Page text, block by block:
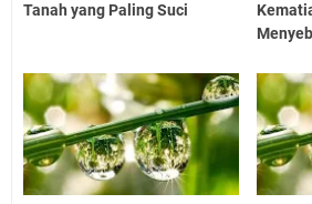
Tanah yang Paling Suci